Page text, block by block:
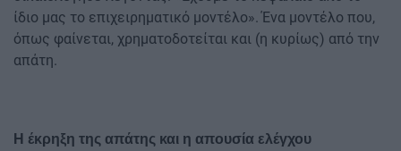
ίδιο μας το επιχειρηματικό μοντέλο». Ένα μοντέλο που,
όπως φαίνεται, χρηματοδοτείται και (η κυρίως) από την
απάτη.
Η έκρηξη της απάτης και η απουσία ελέγχου